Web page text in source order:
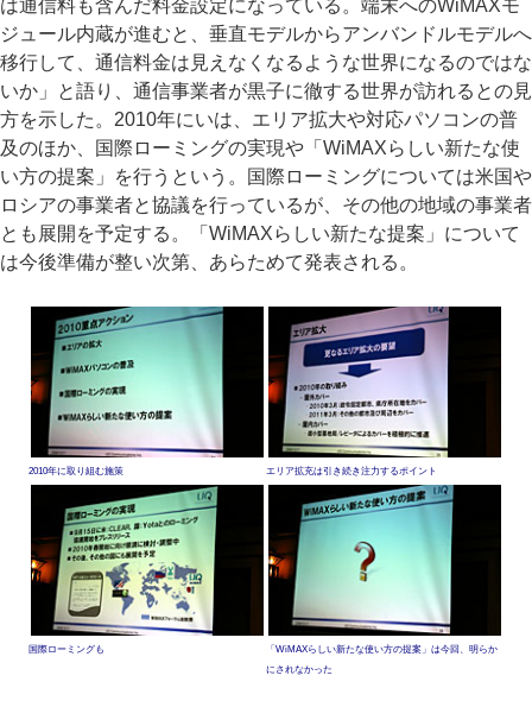
は通信料も含んだ料金設定になっている。端末へのWiMAXモ
ジュール内蔵が進むと、垂直モデルからアンバンドルモデルへ
移行して、通信料金は見えなくなるような世界になるのではな
いか」と語り、通信事業者が黒子に徹する世界が訪れるとの見
方を示した。2010年にいは、エリア拡大や対応パソコンの普
及のほか、国際ローミングの実現や「WiMAXらしい新たな使
い方の提案」を行うという。国際ローミングについては米国や
ロシアの事業者と協議を行っているが、その他の地域の事業者
とも展開を予定する。「WiMAXらしい新たな提案」について
は今後準備が整い次第、あらためて発表される。
2010年に取り組む施策 エリア拡充は引き続き注力するポイント
国際ローミングも
「WiMAXらしい新たな使い方の提案」は今回、明らか
にされなかった